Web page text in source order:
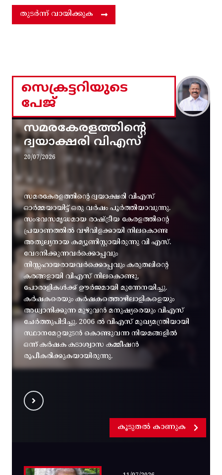
തുടർന്ന് വായിക്കുക
സെക്രട്ടറിയുടെ
പേജ്
സമരകേരളത്തിൻ്റെ
ദ്വയാക്ഷരി വിഎസ്
20/07/2026
സമരകേരളത്തിൻ്റെ ദ്വയാക്ഷരി വിഎസ്
ഓർമ്മയായിട്ട് ഒരു വർഷം പൂർത്തിയാവുന്നു.
സംഭവസമൃദ്ധമായ രാഷ്ട്രീയ കേരളത്തിന്റെ
പ്രയാണത്തിൽ വഴിവിളക്കായി നിലകൊണ്ട
അതുല്യനായ കമ്യൂണിസ്റ്റായിരുന്നു വി എസ്.
വേദനിക്കുന്നവർക്കൊപ്പവും
നിസ്സഹായരായവർക്കൊപ്പവും കരുതലിന്റെ
കരങ്ങളായി വിഎസ് നിലകൊണ്ടു,
പോരാളികൾക്ക് ഊർജമായി മുന്നേനയിച്ചു.
കർഷകരെയും കർഷകത്തൊഴിലാളികളെയും
അധ്വാനിക്കുന്ന മുഴുവൻ മനുഷ്യരെയും വിഎസ്
ചേർത്തുപിടിച്ചു. 2006 ൽ വിഎസ് മുഖ്യമന്ത്രിയായി
സ്ഥാനമേറ്റയുടൻ കൊണ്ടുവന്ന നിയമങ്ങളിൽ
ഒന്ന് കർഷക കടാശ്വാസ കമ്മീഷൻ
രൂപീകരിക്കുകയായിരുന്നു.
കൂടുതൽ കാണുക